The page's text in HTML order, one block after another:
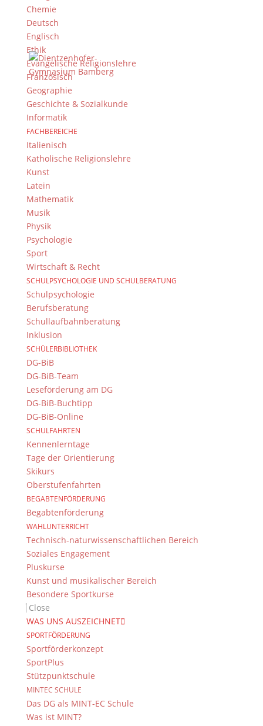
Chemie
Deutsch
Englisch
Ethik
Evangelische Religionslehre
Französisch
Geographie
Geschichte & Sozialkunde
Informatik
FACHBEREICHE
Italienisch
Katholische Religionslehre
Kunst
Latein
Mathematik
Musik
Physik
Psychologie
Sport
Wirtschaft & Recht
SCHULPSYCHOLOGIE UND SCHULBERATUNG
Schulpsychologie
Berufsberatung
Schullaufbahnberatung
Inklusion
SCHÜLERBIBLIOTHEK
DG-BiB
DG-BiB-Team
Leseförderung am DG
DG-BiB-Buchtipp
DG-BiB-Online
SCHULFAHRTEN
Kennenlerntage
Tage der Orientierung
Skikurs
Oberstufenfahrten
BEGABTENFÖRDERUNG
Begabtenförderung
WAHLUNTERRICHT
Technisch-naturwissenschaftlichen Bereich
Soziales Engagement
Pluskurse
Kunst und musikalischer Bereich
Besondere Sportkurse
Close
WAS UNS AUSZEICHNET
SPORTFÖRDERUNG
Sportförderkonzept
SportPlus
Stützpunktschule
MINTEC SCHULE
Das DG als MINT-EC Schule
Was ist MINT?